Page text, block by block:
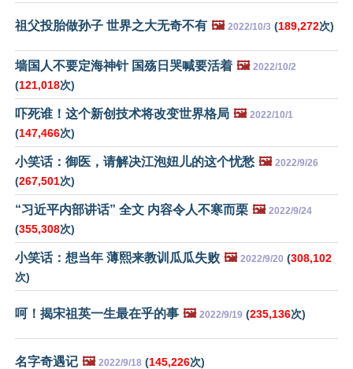
祖父投胎做孙子 世界之大无奇不有 🖼️ 2022/10/3 (189,272次)
墙国人不要定海神针 国殇日哭喊要活着 🖼️ 2022/10/2
(121,018次)
吓死谁！这个新创技术将改变世界格局 🖼️ 2022/10/1
(147,466次)
小笑话：御医，请解决江泡妞儿的这个忧愁 🖼️ 2022/9/26
(267,501次)
“习近平内部讲话” 全文 内容令人不寒而栗 🖼️ 2022/9/24
(355,308次)
小笑话：想当年 薄熙来教训瓜瓜失败 🖼️ 2022/9/20 (308,102
次)
呵！揭宋祖英一生最在乎的事 🖼️ 2022/9/19 (235,136次)
名字奇遇记 🖼️ 2022/9/18 (145,226次)